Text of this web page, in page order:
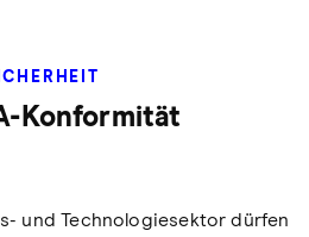
Konformität
und Technologiesektor dürfen